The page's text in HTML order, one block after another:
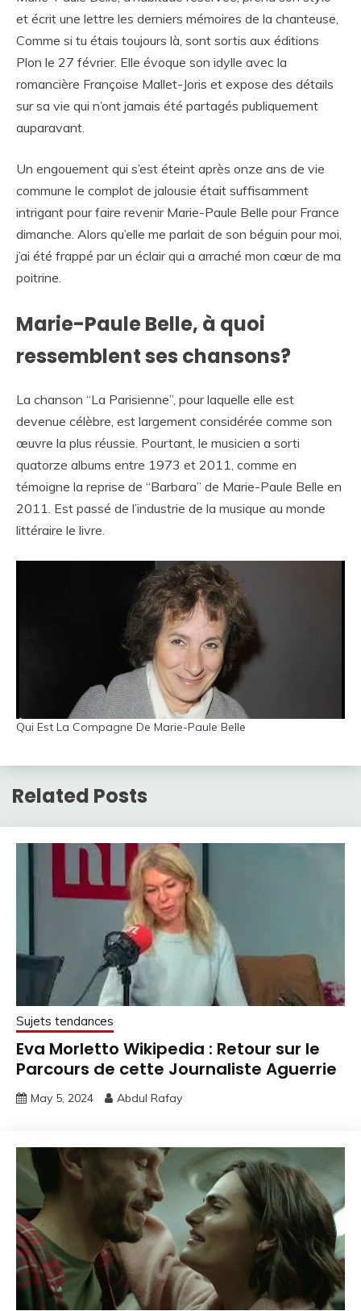
et écrit une lettre les derniers mémoires de la chanteuse,
Comme si tu étais toujours là, sont sortis aux éditions
Plon le 27 février. Elle évoque son idylle avec la
romancière Françoise Mallet-Joris et expose des détails
sur sa vie qui n’ont jamais été partagés publiquement
auparavant.
Un engouement qui s’est éteint après onze ans de vie
commune le complot de jalousie était suffisamment
intrigant pour faire revenir Marie-Paule Belle pour France
dimanche. Alors qu’elle me parlait de son béguin pour moi,
j’ai été frappé par un éclair qui a arraché mon cœur de ma
poitrine.
Marie-Paule Belle, à quoi
ressemblent ses chansons?
La chanson “La Parisienne”, pour laquelle elle est
devenue célèbre, est largement considérée comme son
œuvre la plus réussie. Pourtant, le musicien a sorti
quatorze albums entre 1973 et 2011, comme en
témoigne la reprise de “Barbara” de Marie-Paule Belle en
2011. Est passé de l’industrie de la musique au monde
littéraire le livre.
Qui Est La Compagne De Marie-Paule Belle
Related Posts
Sujets tendances
Eva Morletto Wikipedia : Retour sur le
Parcours de cette Journaliste Aguerrie
May 5, 2024 Abdul Rafay